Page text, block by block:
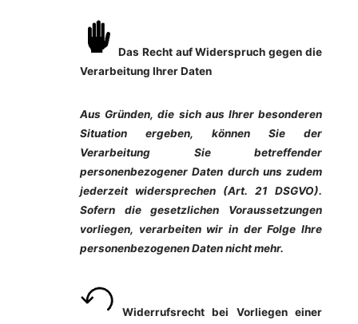
Das Recht auf Widerspruch gegen die
Verarbeitung Ihrer Daten
Aus Gründen, die sich aus Ihrer besonderen
Situation ergeben, können Sie der
Verarbeitung Sie betreffender
personenbezogener Daten durch uns zudem
jederzeit widersprechen (Art. 21 DSGVO).
Sofern die gesetzlichen Voraussetzungen
vorliegen, verarbeiten wir in der Folge Ihre
personenbezogenen Daten nicht mehr.
Widerrufsrecht bei Vorliegen einer